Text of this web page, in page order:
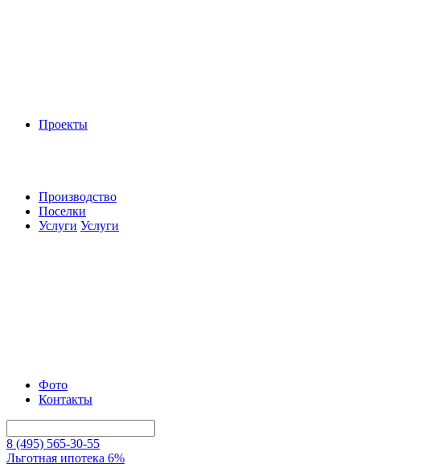
Проекты
Производство
Поселки
Услуги Услуги
Фото
Контакты
8 (495) 565-30-55
Льготная ипотека 6%